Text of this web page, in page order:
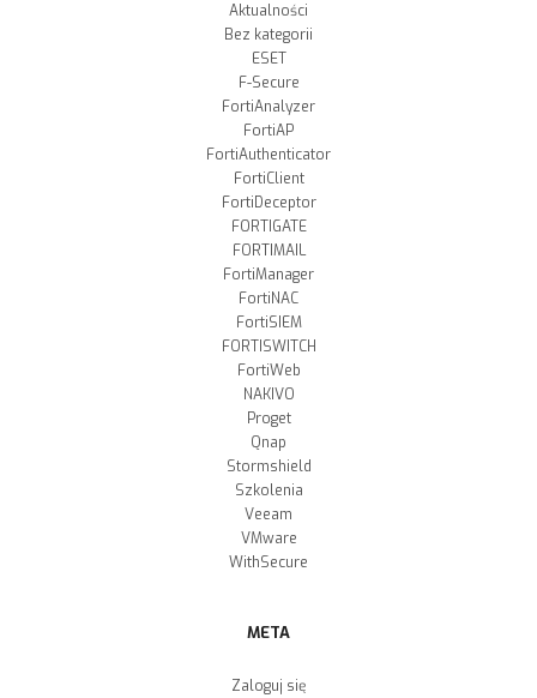
Aktualności
Bez kategorii
ESET
F-Secure
FortiAnalyzer
FortiAP
FortiAuthenticator
FortiClient
FortiDeceptor
FORTIGATE
FORTIMAIL
FortiManager
FortiNAC
FortiSIEM
FORTISWITCH
FortiWeb
NAKIVO
Proget
Qnap
Stormshield
Szkolenia
Veeam
VMware
WithSecure
META
Zaloguj się